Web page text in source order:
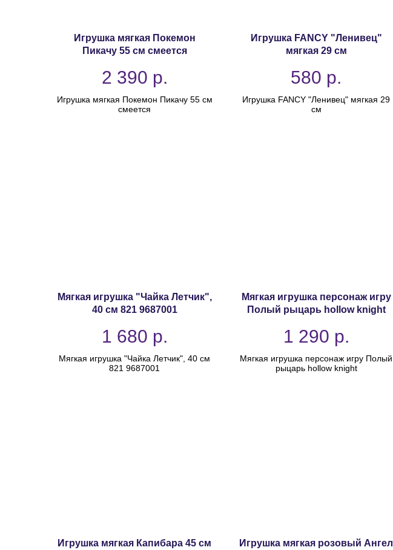
Игрушка мягкая Покемон
Пикачу 55 см смеется
2 390 р.
Игрушка мягкая Покемон Пикачу 55 см
смеется
Игрушка FANCY "Ленивец"
мягкая 29 см
580 р.
Игрушка FANCY "Ленивец" мягкая 29
см
Мягкая игрушка "Чайка Летчик",
40 см 821 9687001
1 680 р.
Мягкая игрушка "Чайка Летчик", 40 см
821 9687001
Мягкая игрушка персонаж игру
Полый рыцарь hollow knight
1 290 р.
Мягкая игрушка персонаж игру Полый
рыцарь hollow knight
Игрушка мягкая Капибара 45 см
Игрушка мягкая розовый Ангел